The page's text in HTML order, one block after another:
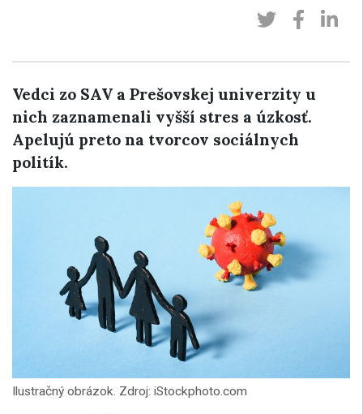
Vedci zo SAV a Prešovskej univerzity u
nich zaznamenali vyšší stres a úzkosť.
Apelujú preto na tvorcov sociálnych
politík.
Ilustračný obrázok. Zdroj: iStockphoto.com